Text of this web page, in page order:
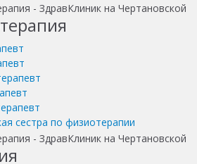
сестра по физиотерапии